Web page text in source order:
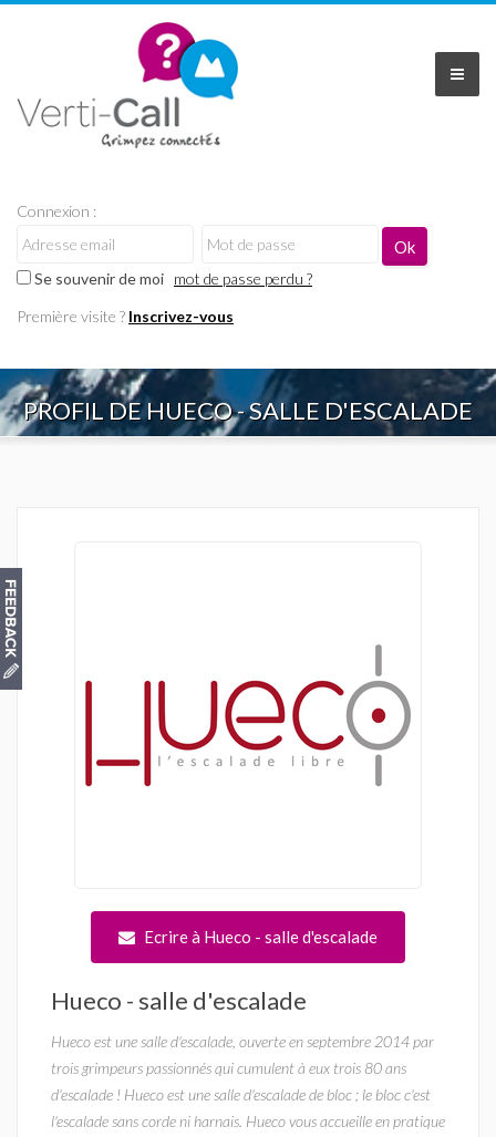
Connexion :
Se souvenir de moi mot de passe perdu ?
Première visite ? Inscrivez-vous
PROFIL DE HUECO - SALLE D'ESCALADE
Ecrire à Hueco - salle d'escalade
Hueco - salle d'escalade
Hueco est une salle d'escalade, ouverte en septembre 2014 par
trois grimpeurs passionnés qui cumulent à eux trois 80 ans
d'escalade ! Hueco est une salle d'escalade de bloc ; le bloc c'est
l'escalade sans corde ni harnais. Hueco vous accueille en pratique